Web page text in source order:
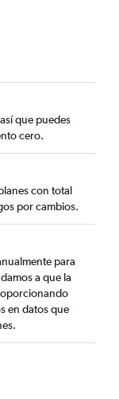
que puedes
cero.
con total
por cambios.
para
a que la
en datos que